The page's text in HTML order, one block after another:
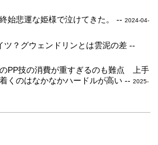
始悲運な姫様で泣けてきた。 --2024-04-
？グウェンドリンとは雲泥の差 --
PP技の消費が重すぎるのも難点 上手
くのはなかなかハードルが高い --2025-